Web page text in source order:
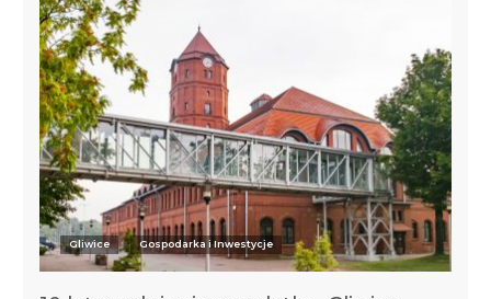
Gliwice Gospodarka i Inwestycje